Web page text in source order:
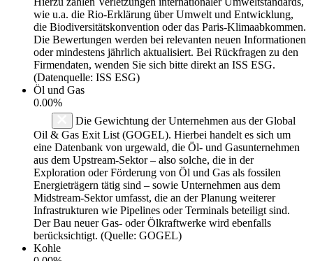
wie u.a. die Rio-Erklärung über Umwelt und Entwicklung,
die Biodiversitätskonvention oder das Paris-Klimaabkommen.
Die Bewertungen werden bei relevanten neuen Informationen
oder mindestens jährlich aktualisiert. Bei Rückfragen zu den
Firmendaten, wenden Sie sich bitte direkt an ISS ESG.
(Datenquelle: ISS ESG)
Öl und Gas
0.00%
Die Gewichtung der Unternehmen aus der Global
Oil & Gas Exit List (GOGEL). Hierbei handelt es sich um
eine Datenbank von urgewald, die Öl- und Gasunternehmen
aus dem Upstream-Sektor – also solche, die in der
Exploration oder Förderung von Öl und Gas als fossilen
Energieträgern tätig sind – sowie Unternehmen aus dem
Midstream-Sektor umfasst, die an der Planung weiterer
Infrastrukturen wie Pipelines oder Terminals beteiligt sind.
Der Bau neuer Gas- oder Ölkraftwerke wird ebenfalls
berücksichtigt. (Quelle: GOGEL)
Kohle